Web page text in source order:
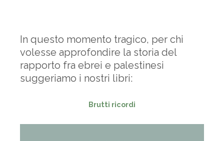
In questo momento tragico, per chi
volesse approfondire la storia del
rapporto fra ebrei e palestinesi
suggeriamo i nostri libri:
Brutti ricordi